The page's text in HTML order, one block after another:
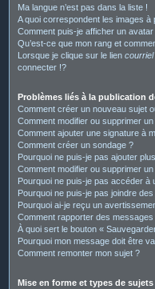
Ma langue n’est pas dans la liste !
A quoi correspondent les images à
Comment puis-je afficher un avatar
Qu’est-ce que mon rang et
Lorsque je clique sur le lien courriel
connecter !?
Problèmes liés à la publication
Comment créer un nouveau sujet
Comment modifier ou supprimer
Comment ajouter une signature à
Comment créer un sondage ?
Pourquoi ne puis-je pas ajouter
Comment modifier ou supprimer
Pourquoi ne puis-je pas accéder à
Pourquoi ne puis-je pas joindre
Pourquoi ai-je reçu un
Comment rapporter des
À quoi sert le bouton «
Pourquoi mon message doit être
Comment remonter mon sujet ?
Mise en forme et types de sujets